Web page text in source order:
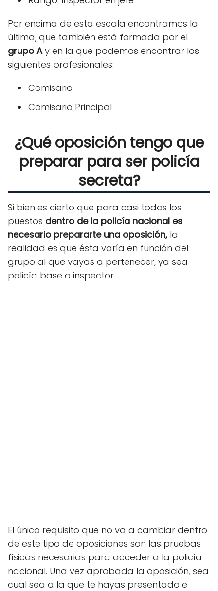
Por encima de esta escala encontramos la
última, que también está formada por el
grupo Ay en la que podemos encontrar los
siguientes profesionales:
Comisario
Comisario Principal
¿Qué oposición tengo que
preparar para ser policía
secreta?
Si bien es cierto que para casi todos los
puestos dentro de la policía nacional es
necesario prepararte una oposición, la
realidad es que ésta varía en función del
grupo al que vayas a pertenecer, ya sea
policía base o inspector.
El único requisito que no va a cambiar dentro
de este tipo de oposiciones son las pruebas
físicas necesarias para acceder a la policía
nacional. Una vez aprobada la oposición, sea
cual sea a la que te hayas presentado e